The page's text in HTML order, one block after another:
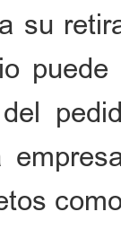
su
puede